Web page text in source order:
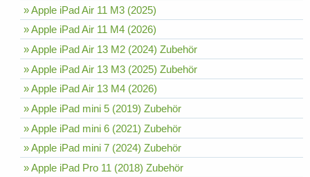
» Apple iPad Air 11 M3 (2025)
» Apple iPad Air 11 M4 (2026)
» Apple iPad Air 13 M2 (2024) Zubehör
» Apple iPad Air 13 M3 (2025) Zubehör
» Apple iPad Air 13 M4 (2026)
» Apple iPad mini 5 (2019) Zubehör
» Apple iPad mini 6 (2021) Zubehör
» Apple iPad mini 7 (2024) Zubehör
» Apple iPad Pro 11 (2018) Zubehör